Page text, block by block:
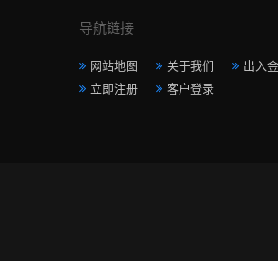
导航链接
网站地图 关于我们
出入金
立即注册
客户登录